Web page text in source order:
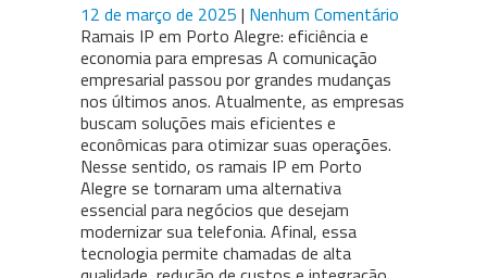
12 de março de 2025 | Nenhum Comentário
Ramais IP em Porto Alegre: eficiência e
economia para empresas A comunicação
empresarial passou por grandes mudanças
nos últimos anos. Atualmente, as empresas
buscam soluções mais eficientes e
econômicas para otimizar suas operações.
Nesse sentido, os ramais IP em Porto
Alegre se tornaram uma alternativa
essencial para negócios que desejam
modernizar sua telefonia. Afinal, essa
tecnologia permite chamadas de alta